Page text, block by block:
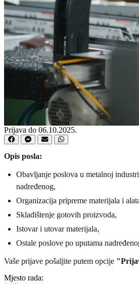
Prijava do 06.10.2025.
Opis posla:
Obavljanje poslova u metalnoj
nadređenog,
Organizacija pripreme materijala i
Skladištenje gotovih proizvoda,
Istovar i utovar materijala,
Ostale poslove po uputama
Vaše prijave pošaljite putem opcije
Mjesto rada: